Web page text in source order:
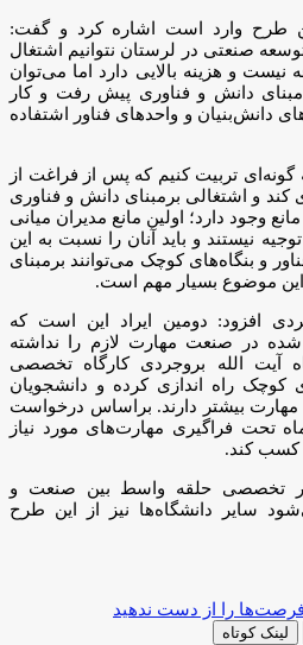
طرح وارد است اشاره کرد و گفت:
صنعتی در لرستان نتوانیم اشتغال
نیست و هزینه بالایی دارد اما می‌توان
دانش و فناوری پیش رفت و کار
دانش‌بنیان و واحدهای فناور اشتفاده
گونه‌ای تربیت کنیم که پس از فراغت از
کند و اشتغالی برمبنای دانش و فناوری
وجود دارد؛ اولین مانع مدیران میانی
نیستند و باید آنان را نسبت به این
و بنگاه‌های کوچک می‌توانند برمبنای
این موضوع بسیار مهم است.
افزود: دومین ایراد این است که
در صنعت مهارت لازم را نداشته
آیت الله بروجردی کارگاه تخصصی
کوچک راه اندازی کرده و دانشجویان
بیشتر دارند. براساس درخواست
تحت فراگیری مهارت‌های مورد نیاز
کسب کند.
تخصصی حلقه واسط بین صنعت و
سایر دانشگاه‌ها نیز از این طرح
را از دست ندهید
لینک کوتاه